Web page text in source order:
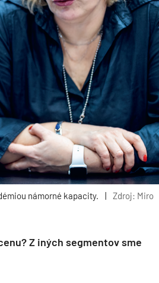
námorné kapacity.
Zdroj: Miro
Z iných segmentov sme